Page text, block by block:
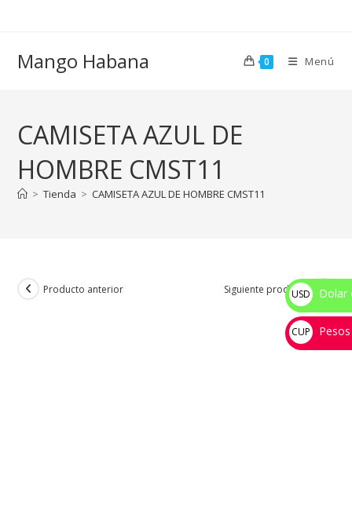
Mango Habana 0 Menú
CAMISETA AZUL DE
HOMBRE CMST11
> Tienda > CAMISETA AZUL DE HOMBRE CMST11
Producto anterior Siguiente producto
USD
$
Dolar
CUP
💰
Pesos